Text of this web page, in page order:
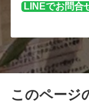
LINEでお問合
このページ